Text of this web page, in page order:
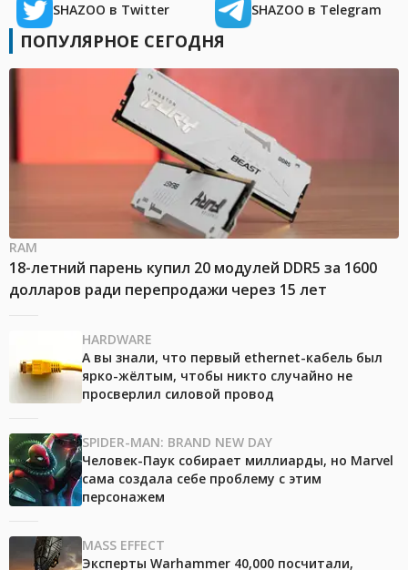
SHAZOO в Twitter SHAZOO в Telegram
ПОПУЛЯРНОЕ СЕГОДНЯ
RAM
18-летний парень купил 20 модулей DDR5 за 1600
долларов ради перепродажи через 15 лет
HARDWARE
А вы знали, что первый ethernet-кабель был
ярко-жёлтым, чтобы никто случайно не
просверлил силовой провод
SPIDER-MAN: BRAND NEW DAY
Человек-Паук собирает миллиарды, но Marvel
сама создала себе проблему с этим
персонажем
MASS EFFECT
Эксперты Warhammer 40,000 посчитали,